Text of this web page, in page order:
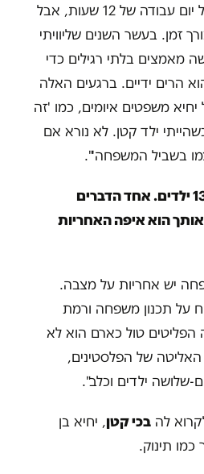
הרוויח חמישים שקל על יום עבודה של 12 שעות, אבל
זמן. בעשר השנים שליוויתי
בלתי רגילים כדי
הרים ידיים. ברגעים האלה
יחיא משפטים איומים, כמו 'זה
ילד קטן. לא נורא אם
בשביל המשפחה'".
למשפחת פרחאן יש 13 ילדים. אחד הדברים
הוא איפה האחריות
יש אחריות על מצבה.
על תכנון משפחה ורמת
טול כארם הוא לא
של הפלסטינים,
שלושה ילדים וכלב".
לה בכי קטן, יחיא בן
תינוק.